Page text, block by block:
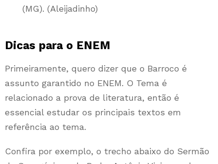
(MG). (Aleijadinho)
Dicas para o ENEM
Primeiramente, quero dizer que o Barroco é
assunto garantido no ENEM. O Tema é
relacionado a prova de literatura, então é
essencial estudar os principais textos em
referência ao tema.
Confira por exemplo, o trecho abaixo do Sermão